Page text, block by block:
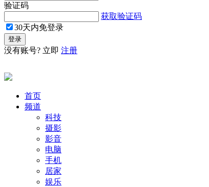
验证码
获取验证码
30天内免登录
没有账号? 立即 注册
首页
频道
科技
摄影
影音
电脑
手机
居家
娱乐